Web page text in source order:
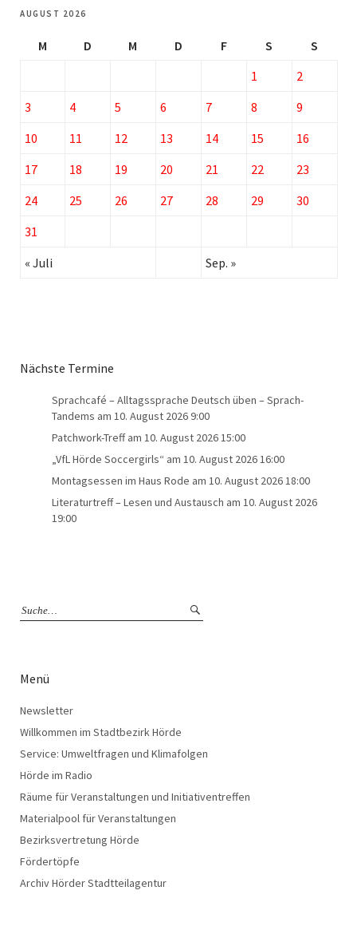
AUGUST 2026
M D M D F S
S
1
2
3
4 5 6 7 8
9
10
11 12 13 14 15
16
17
18 19 20 21 22
23
24
25 26 27 28 29
30
31
« Juli
Sep. »
Nächste Termine
Sprachcafé – Alltagssprache Deutsch üben – Sprach-
Tandems am 10. August 2026 9:00
Patchwork-Treffam 10. August 2026 15:00
„VfL Hörde Soccergirls“ am 10. August 2026 16:00
Montagsessen im Haus Rode am 10. August 2026 18:00
Literaturtreff – Lesen und Austausch am 10. August 2026
19:00
Menü
Newsletter
Willkommen im Stadtbezirk Hörde
Service: Umweltfragen und Klimafolgen
Hörde im Radio
Räume für Veranstaltungen und Initiativentreffen
Materialpool für Veranstaltungen
Bezirksvertretung Hörde
Fördertöpfe
Archiv Hörder Stadtteilagentur